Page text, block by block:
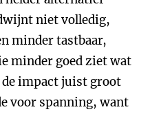
niet volledig,
minder tastbaar,
minder goed ziet wat
impact juist groot
voor spanning, want